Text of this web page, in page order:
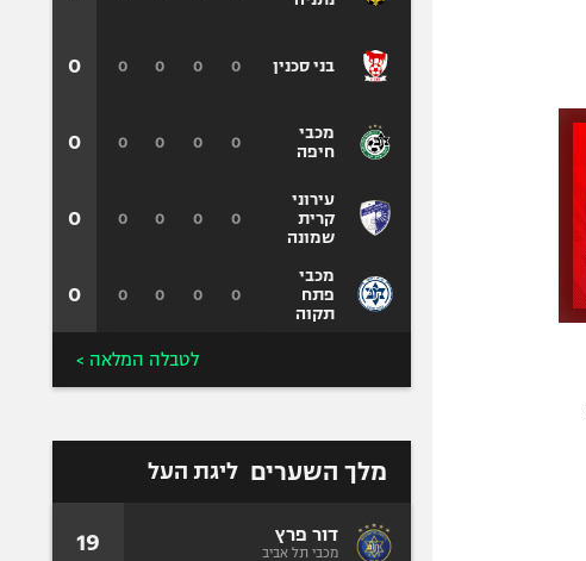
בני סכנין
מכבי
חיפה
עירוני
קרית
שמונה
מכבי
פתח
תקוה
0
0
0
0
0
0
0
0
0
0
0
0
0
0
0
0
0
0
0
0
לטבלה המלאה >
מלך השערים ליגת העל
דור פרץ
מכבי תל אביב 19